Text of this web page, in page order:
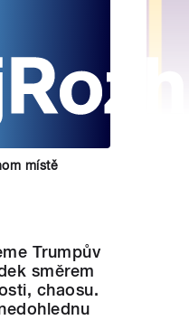
místě
Trumpův
směrem
chaosu.